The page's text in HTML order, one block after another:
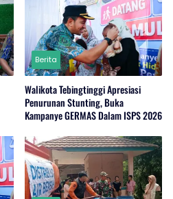
Berita
Walikota Tebingtinggi Apresiasi
Penurunan Stunting, Buka
Kampanye GERMAS Dalam ISPS 2026